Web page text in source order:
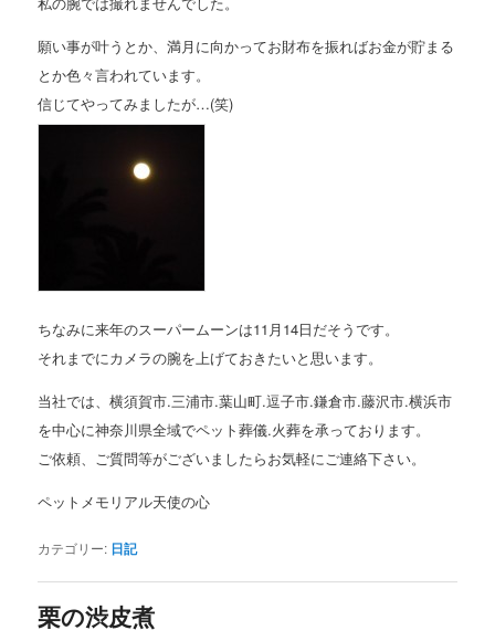
願い事が叶うとか、満月に向かってお財布を振ればお金が貯まる
とか色々言われています。
信じてやってみましたが…(笑)
ちなみに来年のスーパームーンは11月14日だそうです。
それまでにカメラの腕を上げておきたいと思います。
当社では、横須賀市.三浦市.葉山町.逗子市.鎌倉市.藤沢市.横浜市
を中心に神奈川県全域でペット葬儀.火葬を承っております。
ご依頼、ご質問等がございましたらお気軽にご連絡下さい。
ペットメモリアル天使の心
カテゴリー: 日記
栗の渋皮煮